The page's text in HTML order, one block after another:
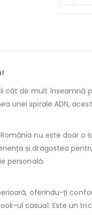
cât de mult înseamnă
unei spirale ADN,
nu este doar
și dragostea
personală.
oferindu-ți
ul casual. Este un